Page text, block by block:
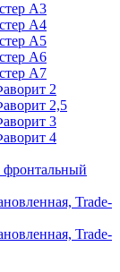
А3
А4
А5
А6
А7
2
2,5
3
4
Trade-
Trade-